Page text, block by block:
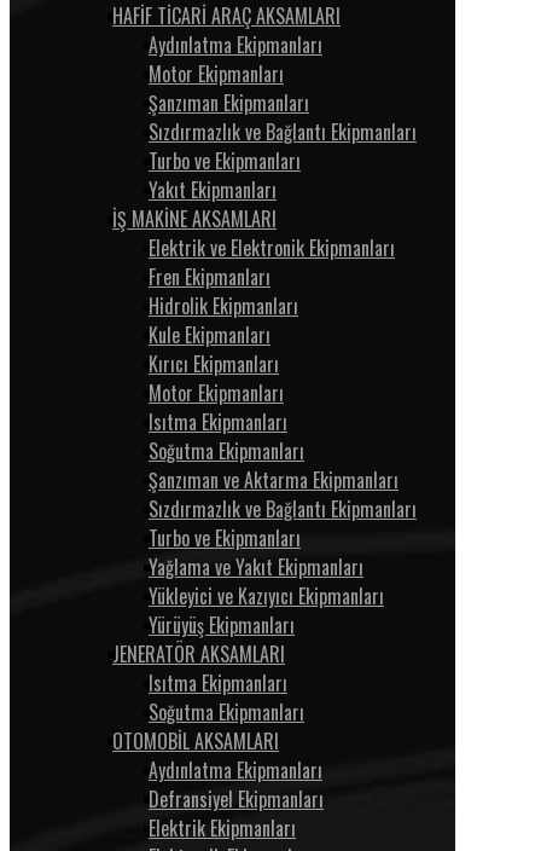
HAFİF TİCARİ ARAÇ AKSAMLARI
Aydınlatma Ekipmanları
Motor Ekipmanları
Şanzıman Ekipmanları
Sızdırmazlık ve Bağlantı Ekipmanları
Turbo ve Ekipmanları
Yakıt Ekipmanları
İŞ MAKİNE AKSAMLARI
Elektrik ve Elektronik Ekipmanları
Fren Ekipmanları
Hidrolik Ekipmanları
Kule Ekipmanları
Kırıcı Ekipmanları
Motor Ekipmanları
Isıtma Ekipmanları
Soğutma Ekipmanları
Şanzıman ve Aktarma Ekipmanları
Sızdırmazlık ve Bağlantı Ekipmanları
Turbo ve Ekipmanları
Yağlama ve Yakıt Ekipmanları
Yükleyici ve Kazıyıcı Ekipmanları
Yürüyüş Ekipmanları
JENERATÖR AKSAMLARI
Isıtma Ekipmanları
Soğutma Ekipmanları
OTOMOBİL AKSAMLARI
Aydınlatma Ekipmanları
Defransiyel Ekipmanları
Elektrik Ekipmanları